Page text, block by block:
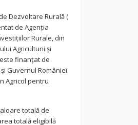
Dezvoltare Rurală (
de Agenția
Rurale, din
Agriculturii și
finanțat de
Guvernul României
Agricol pentru
totală de
totală eligibilă